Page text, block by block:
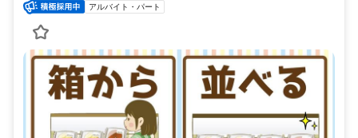
アルバイト・パート